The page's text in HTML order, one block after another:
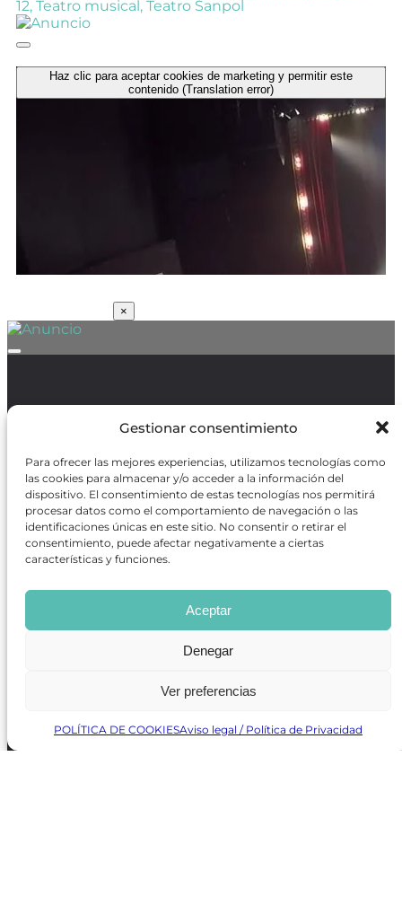
Gestionar consentimiento
Para ofrecer las mejores experiencias, utilizamos tecnologías como
las cookies para almacenar y/o acceder a la información del
dispositivo. El consentimiento de estas tecnologías nos permitirá
procesar datos como el comportamiento de navegación o las
identificaciones únicas en este sitio. No consentir o retirar el
consentimiento, puede afectar negativamente a ciertas
características y funciones.
Aceptar
Denegar
Ver preferencias
POLÍTICA DE COOKIESAviso legal / Política de Privacidad
12, Teatro musical, Teatro Sanpol
Haz clic para aceptar cookies de marketing y permitir este
contenido (Translation error)
×
Política de Protección de Datos/Política de Cookies
REVISTA ONLINE
CARTELERA TEATRO MADRID
CENTROS DE FORMACIÓN
SOBRE NOSOTROS
CONTACTO
OBRAS MÁS VOTADAS
BÚSQUEDA AVANZADA DE OBRAS